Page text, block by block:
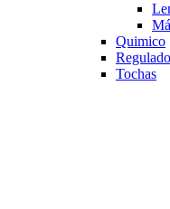
Quimico
Tochas